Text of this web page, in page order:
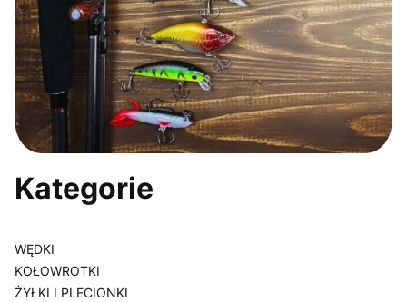
Kategorie
WĘDKI
KOŁOWROTKI
ŻYŁKI I PLECIONKI